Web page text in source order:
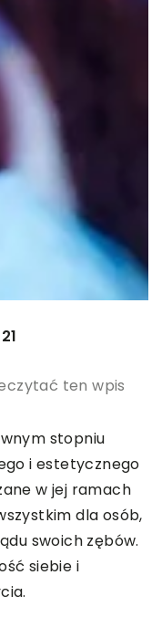
ten wpis
stopniu
i estetycznego
w jej ramach
dla osób,
swoich zębów.
siebie i